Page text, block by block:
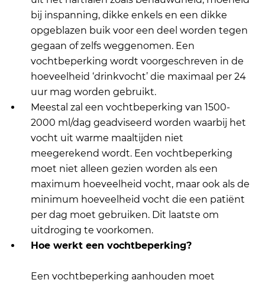
bij inspanning, dikke enkels en een dikke
opgeblazen buik voor een deel worden tegen
gegaan of zelfs weggenomen. Een
vochtbeperking wordt voorgeschreven in de
hoeveelheid ‘drinkvocht’ die maximaal per 24
uur mag worden gebruikt.
Meestal zal een vochtbeperking van 1500-
2000 ml/dag geadviseerd worden waarbij het
vocht uit warme maaltijden niet
meegerekend wordt. Een vochtbeperking
moet niet alleen gezien worden als een
maximum hoeveelheid vocht, maar ook als de
minimum hoeveelheid vocht die een patiënt
per dag moet gebruiken. Dit laatste om
uitdroging te voorkomen.
Hoe werkt een vochtbeperking?
Een vochtbeperking aanhouden moet